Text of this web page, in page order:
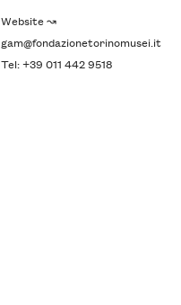
Website ↝
gam@fondazionetorinomusei.it
Tel: +39 011 442 9518